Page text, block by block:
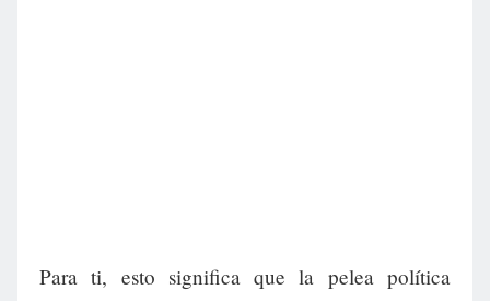
Para ti, esto significa que la pelea política